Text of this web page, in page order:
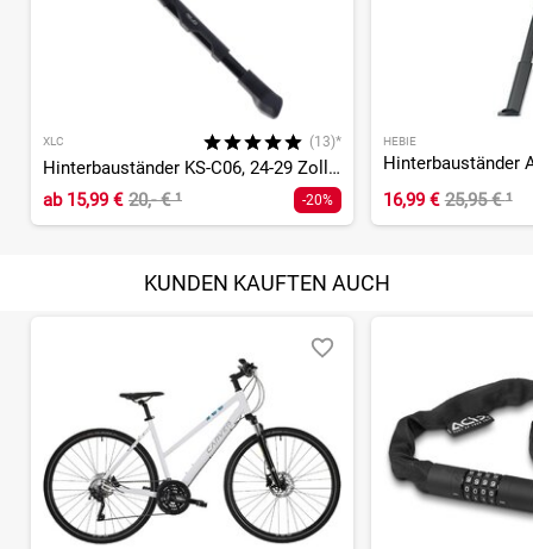
XLC (13)*
Hinterbauständer KS-C06, 24-29 Zoll, verstellbar
ab15,99 € 20,- €¹ -20%
HEBIE
16,99 € 25,95 €¹
KUNDEN KAUFTEN AUCH